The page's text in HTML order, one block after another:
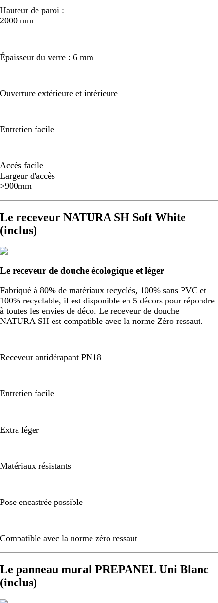
Hauteur de paroi :
2000 mm
Épaisseur du verre : 6 mm
Ouverture extérieure et intérieure
Entretien facile
Accès facile
Largeur d'accès
>900mm
Le receveur NATURA SH Soft White
(inclus)
Le receveur de douche écologique et léger
Fabriqué à 80% de matériaux recyclés, 100% sans PVC et
100% recyclable, il est disponible en 5 décors pour répondre
à toutes les envies de déco. Le receveur de douche
NATURA SH est compatible avec la norme Zéro ressaut.
Receveur antidérapant PN18
Entretien facile
Extra léger
Matériaux résistants
Pose encastrée possible
Compatible avec la norme zéro ressaut
Le panneau mural PREPANEL Uni Blanc
(inclus)